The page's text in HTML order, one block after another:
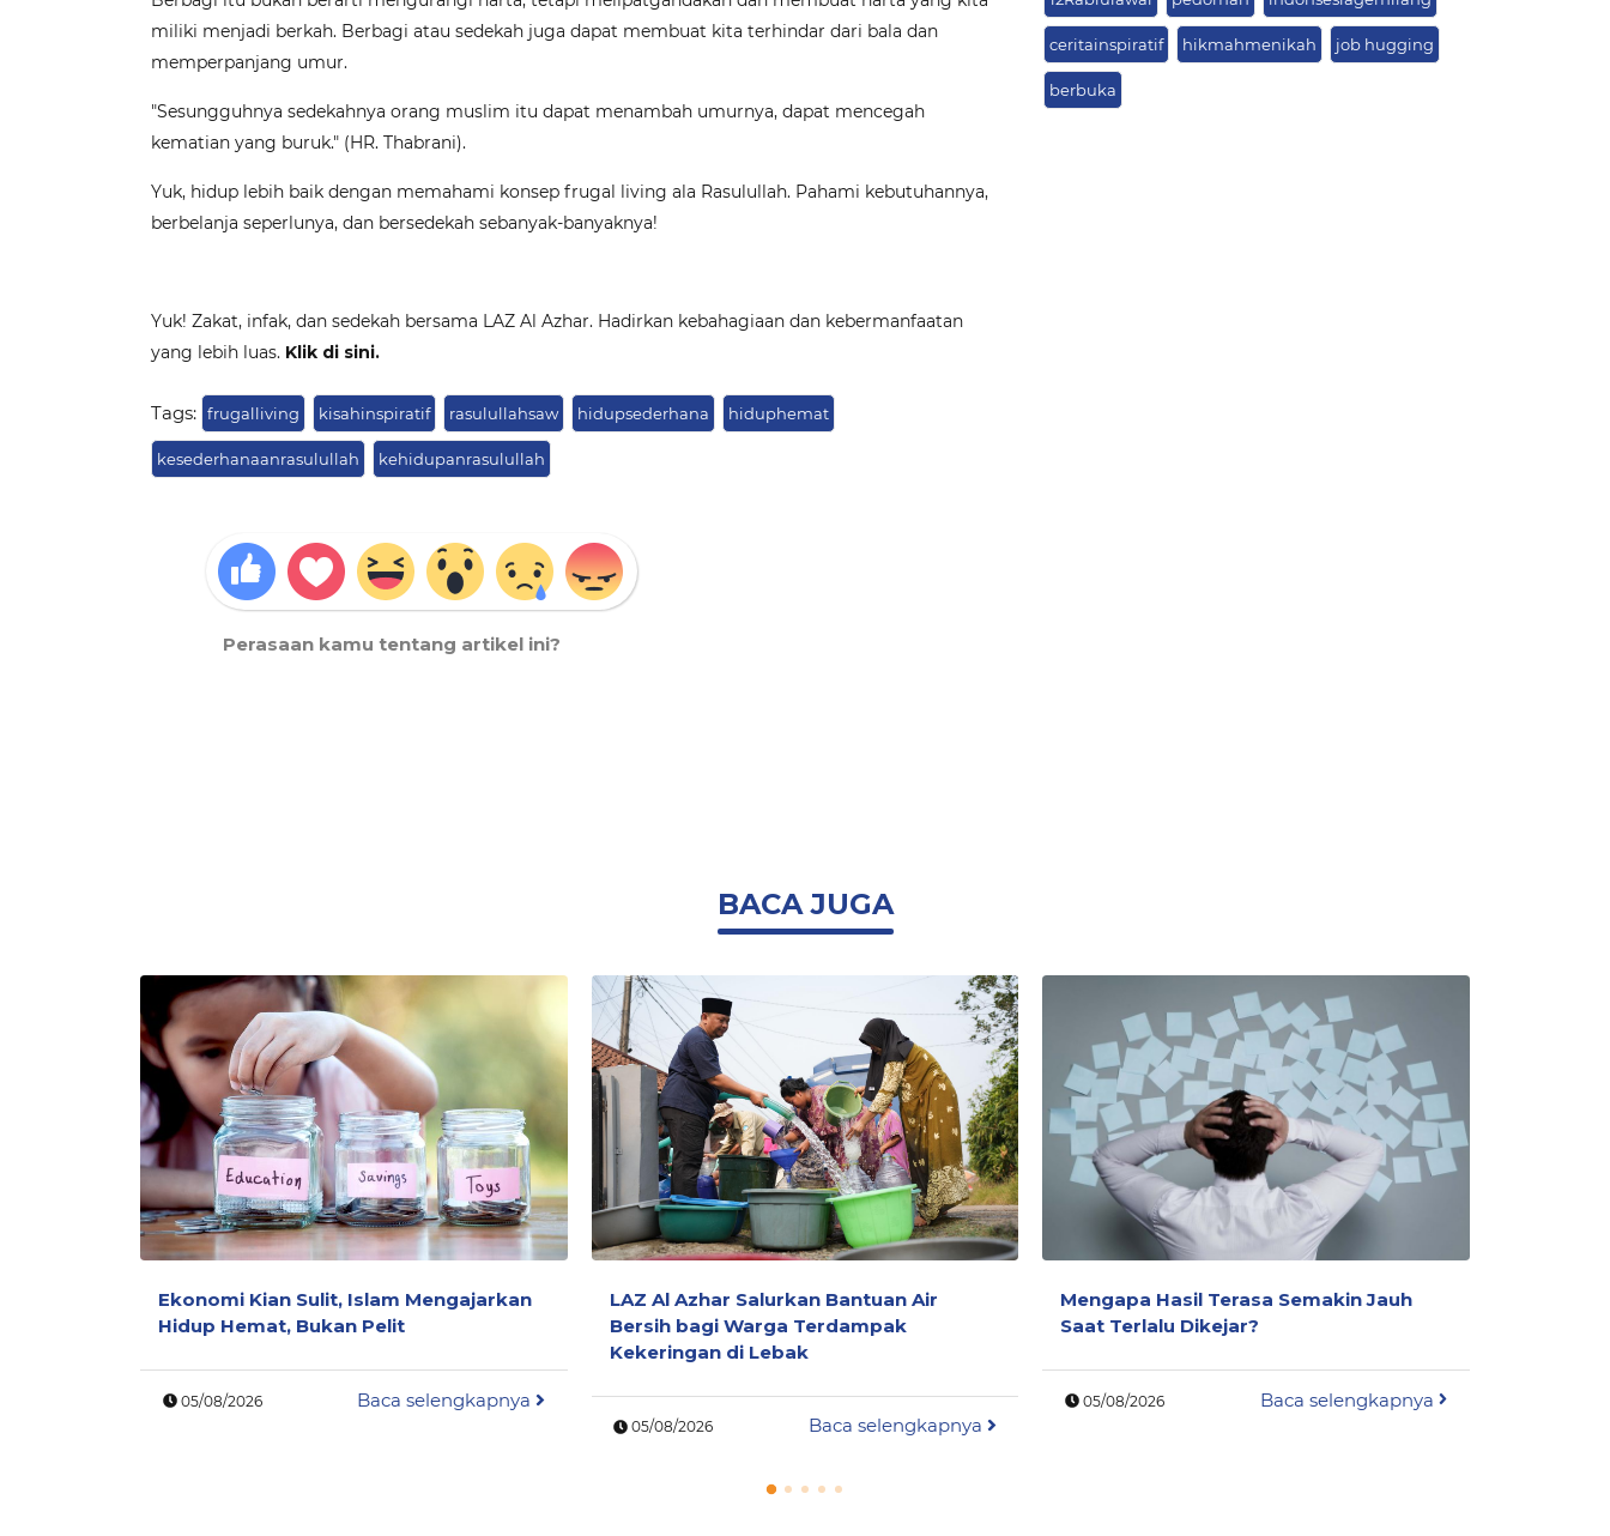
miliki menjadi berkah. Berbagi atau sedekah juga dapat membuat kita terhindar dari bala dan
memperpanjang umur.
"Sesungguhnya sedekahnya orang muslim itu dapat menambah umurnya, dapat mencegah
kematian yang buruk." (HR. Thabrani).
Yuk, hidup lebih baik dengan memahami konsep frugal living ala Rasulullah. Pahami kebutuhannya,
berbelanja seperlunya, dan bersedekah sebanyak-banyaknya!
Yuk! Zakat, infak, dan sedekah bersama LAZ Al Azhar. Hadirkan kebahagiaan dan kebermanfaatan
yang lebih luas. Klik di sini.
Tags: frugalliving kisahinspiratif rasulullahsaw hidupsederhana hiduphemat
kesederhanaanrasulullah kehidupanrasulullah
Perasaan kamu tentang artikel ini?
ceritainspiratif hikmahmenikah job hugging
berbuka
BACA JUGA
Ekonomi Kian Sulit, Islam Mengajarkan
Hidup Hemat, Bukan Pelit
05/08/2026 Baca selengkapnya
LAZ Al Azhar Salurkan Bantuan Air
Bersih bagi Warga Terdampak
Kekeringan di Lebak
05/08/2026 Baca selengkapnya
Mengapa Hasil Terasa Semakin Jauh
Saat Terlalu Dikejar?
05/08/2026 Baca selengkapnya